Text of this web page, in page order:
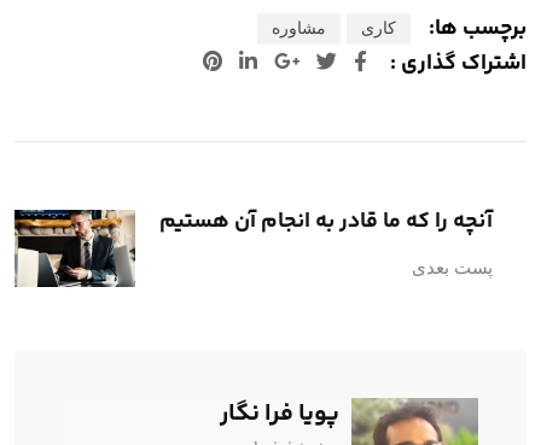
برچسب ها: کاری مشاوره
اشتراک گذاری :
آنچه را که ما قادر به انجام آن هستیم
پست بعدی
پویا فرا نگار